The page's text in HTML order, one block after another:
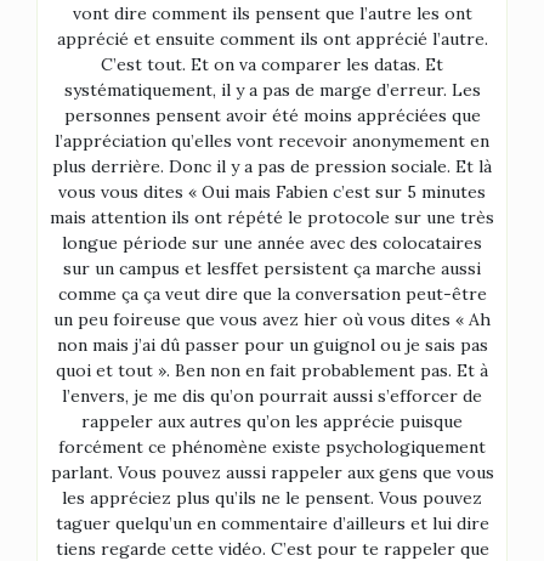
vont dire comment ils pensent que l’autre les ont
apprécié et ensuite comment ils ont apprécié l’autre.
C’est tout. Et on va comparer les datas. Et
systématiquement, il y a pas de marge d’erreur. Les
personnes pensent avoir été moins appréciées que
l’appréciation qu’elles vont recevoir anonymement en
plus derrière. Donc il y a pas de pression sociale. Et là
vous vous dites « Oui mais Fabien c’est sur 5 minutes
mais attention ils ont répété le protocole sur une très
longue période sur une année avec des colocataires
sur un campus et lesffet persistent ça marche aussi
comme ça ça veut dire que la conversation peut-être
un peu foireuse que vous avez hier où vous dites « Ah
non mais j’ai dû passer pour un guignol ou je sais pas
quoi et tout ». Ben non en fait probablement pas. Et à
l’envers, je me dis qu’on pourrait aussi s’efforcer de
rappeler aux autres qu’on les apprécie puisque
forcément ce phénomène existe psychologiquement
parlant. Vous pouvez aussi rappeler aux gens que vous
les appréciez plus qu’ils ne le pensent. Vous pouvez
taguer quelqu’un en commentaire d’ailleurs et lui dire
tiens regarde cette vidéo. C’est pour te rappeler que